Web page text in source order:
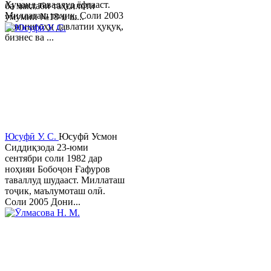
Хуҷанд таваллуд ёфтааст.
Миллаташ тоҷик. Соли 2003
Донишгоҳи давлатии ҳуқуқ,
бизнес ва ...
ба мактаби таҳсилоти
умумии №18-и ш...
Юсуфӣ У. C. Юсуфӣ Усмон
Сиддиқзода 23-юми
сентябри соли 1982 дар
ноҳияи Бобоҷон Ғафуров
таваллуд шудааст. Миллаташ
тоҷик, маълумоташ олӣ.
Соли 2005 Дони...